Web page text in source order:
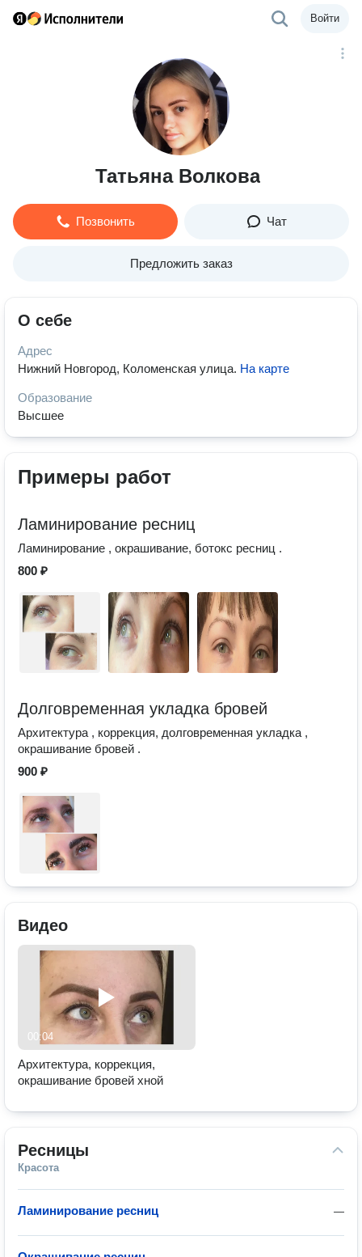
Войти
Татьяна Волкова
Позвонить Чат
Предложить заказ
О себе
Адрес
Нижний Новгород, Коломенская улица. На карте
Образование
Высшее
Примеры работ
Ламинирование ресниц
Ламинирование , окрашивание, ботокс ресниц .
800 ₽
Долговременная укладка бровей
Архитектура , коррекция, долговременная укладка ,
окрашивание бровей .
900 ₽
Видео
00:04
Архитектура, коррекция,
окрашивание бровей хной
Ресницы
Красота
—
Ламинирование ресниц